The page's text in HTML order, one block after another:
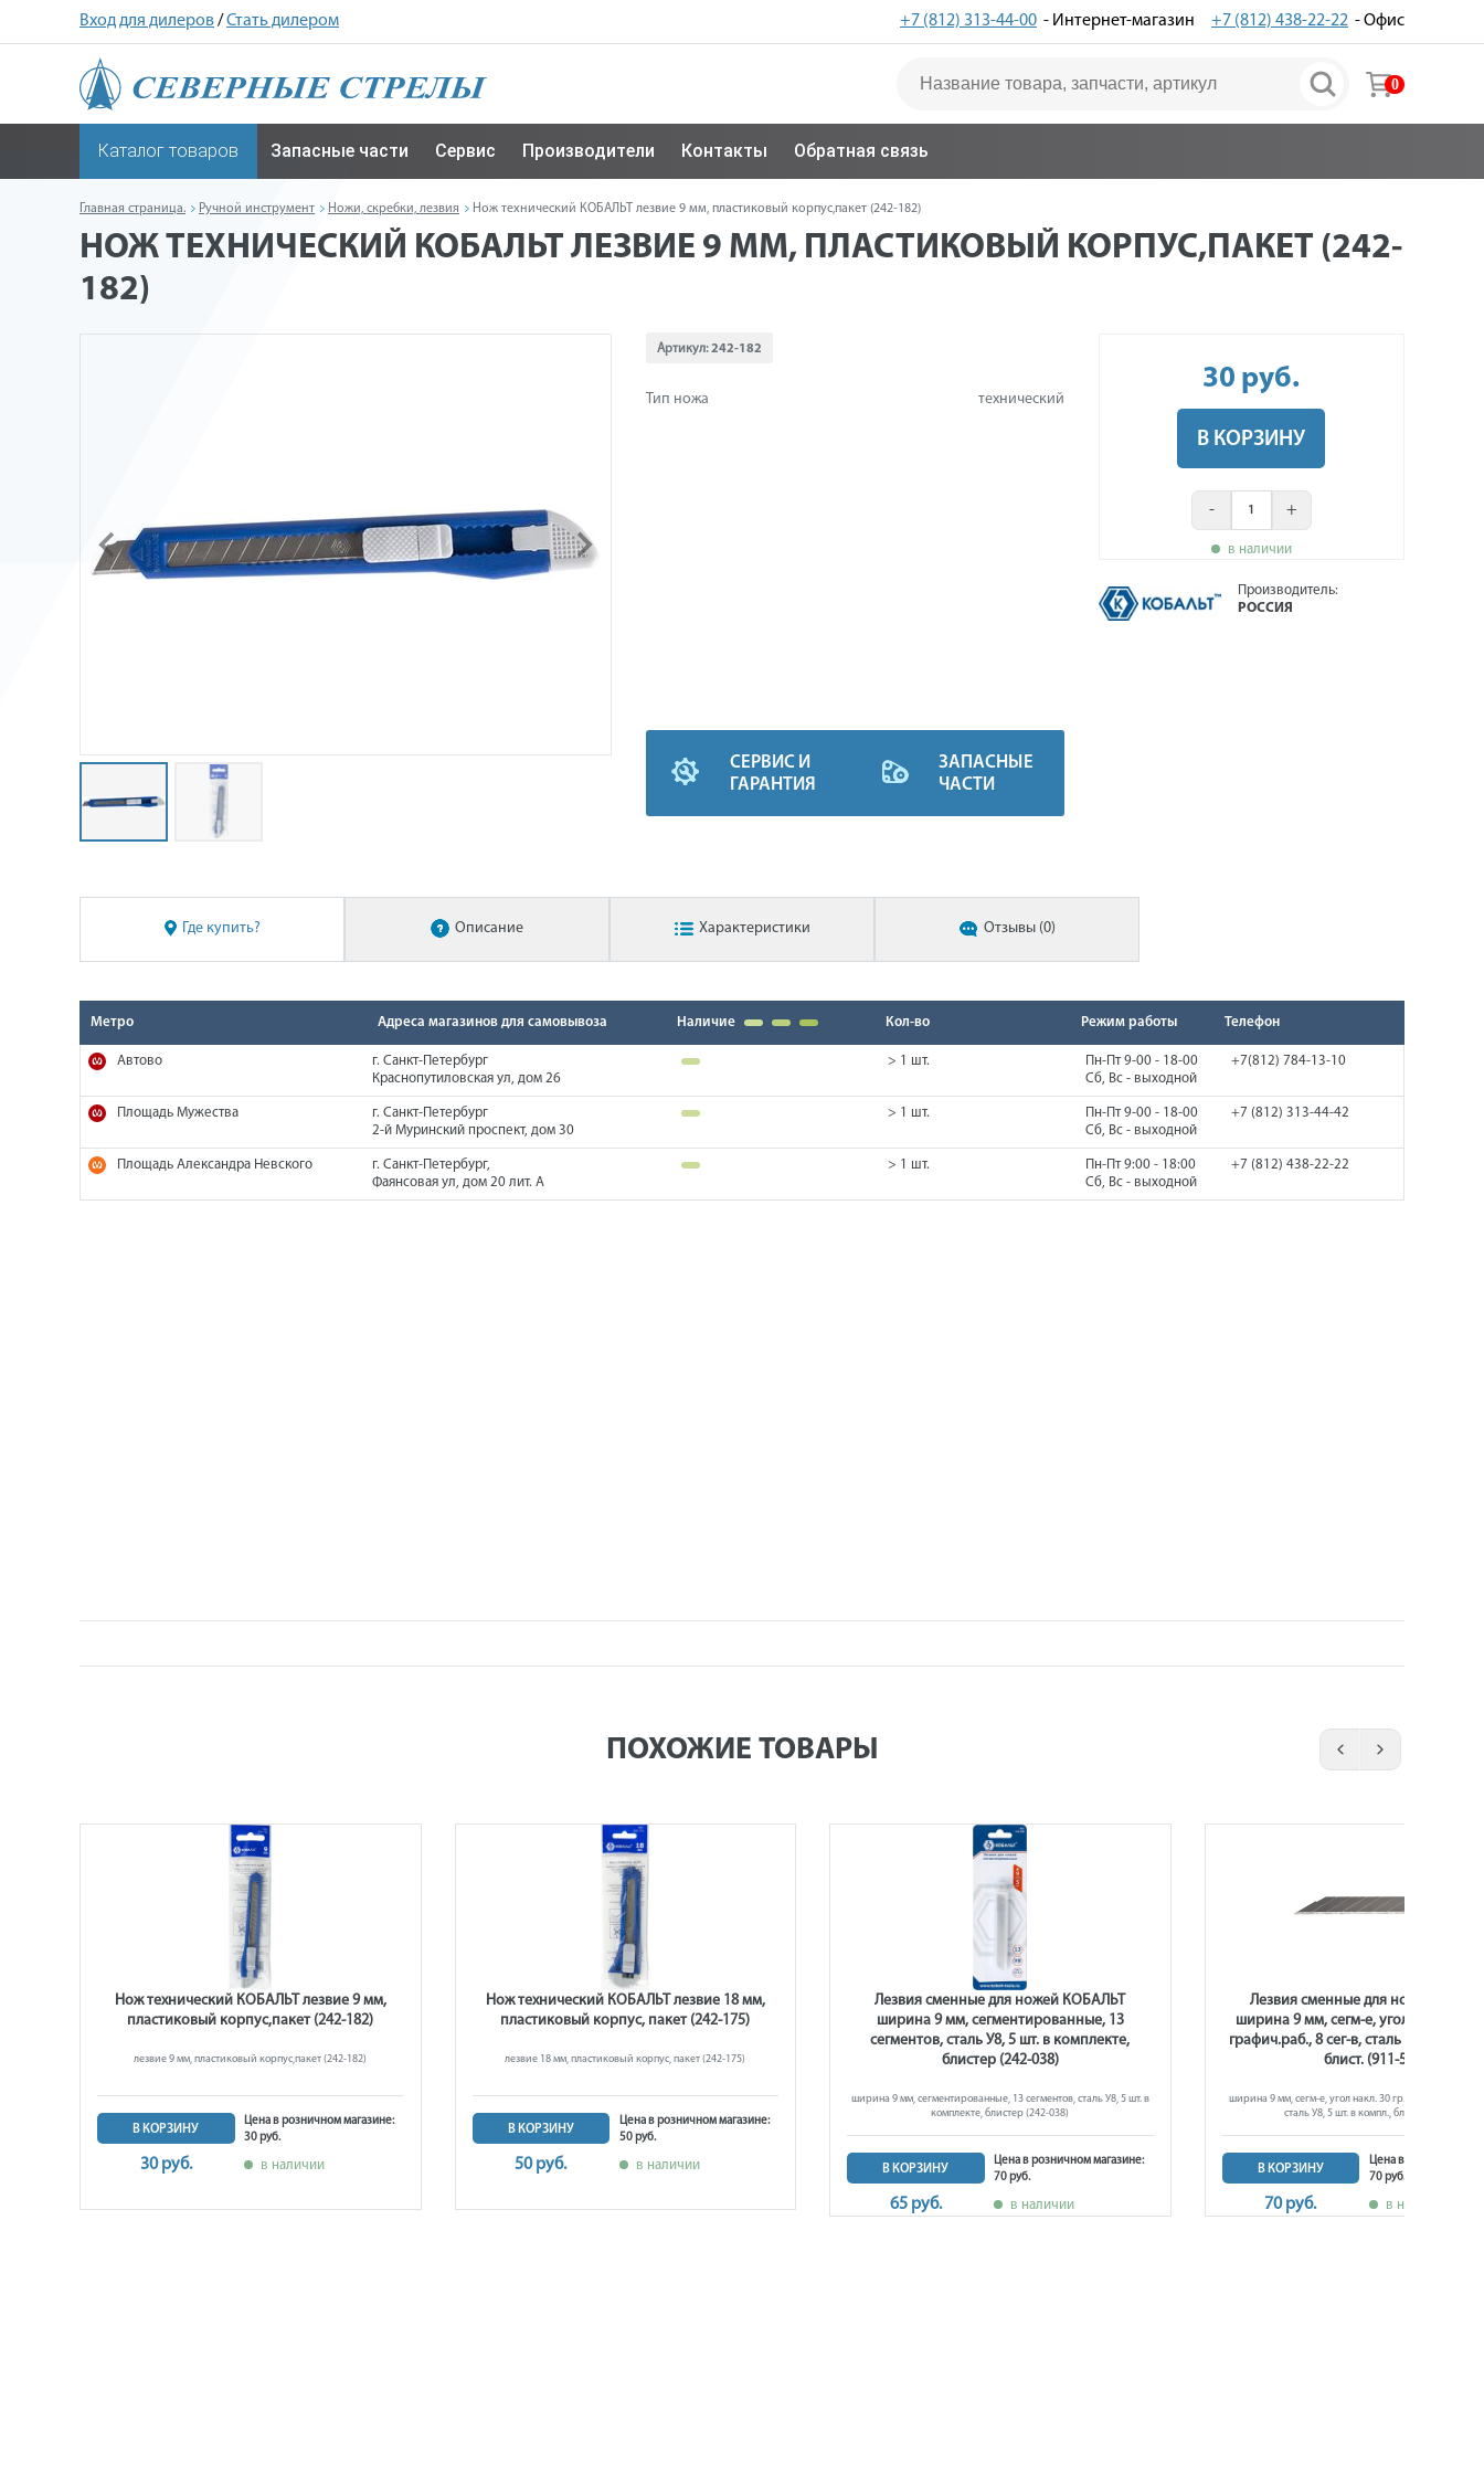
Вход для дилеров/Стать дилером +7 (812) 313-44-00 - Интернет-магазин +7 (812) 438-22-22 - Офис
0
Каталог товаров Запасные части Сервис Производители Контакты Обратная связь
Главная страница. Ручной инструмент Ножи, скребки, лезвия Нож технический КОБАЛЬТ лезвие 9 мм, пластиковый корпус,пакет (242-182)
НОЖ ТЕХНИЧЕСКИЙ КОБАЛЬТ ЛЕЗВИЕ 9 ММ, ПЛАСТИКОВЫЙ КОРПУС,ПАКЕТ (242-
182)
Артикул:242-182
Тип ножа технический
СЕРВИС И
ГАРАНТИЯ
ЗАПАСНЫЕ
ЧАСТИ
30 руб.
В КОРЗИНУ
- +
в наличии
Производитель:
РОССИЯ
Где купить? Описание Характеристики Отзывы (0)
Метро Адреса магазинов для самовывоза Наличие Кол-во Режим работы Телефон
Автово
г. Санкт-Петербург
Краснопутиловская ул, дом 26
> 1 шт.
Пн-Пт 9-00 - 18-00
Сб, Вс - выходной
+7(812) 784-13-10
Площадь Мужества
г. Санкт-Петербург
2-й Муринский проспект, дом 30
> 1 шт.
Пн-Пт 9-00 - 18-00
Сб, Вс - выходной
+7 (812) 313-44-42
Площадь Александра Невского
г. Санкт-Петербург,
Фаянсовая ул, дом 20 лит. А
> 1 шт.
Пн-Пт 9:00 - 18:00
Сб, Вс - выходной
+7 (812) 438-22-22
ПОХОЖИЕ ТОВАРЫ
Нож технический КОБАЛЬТ лезвие 9 мм,
пластиковый корпус,пакет (242-182)
лезвие 9 мм, пластиковый корпус,пакет (242-182)
В КОРЗИНУ
30 руб.
Цена в розничном магазине:
30 руб.
в наличии
Нож технический КОБАЛЬТ лезвие 18 мм,
пластиковый корпус, пакет (242-175)
лезвие 18 мм, пластиковый корпус, пакет (242-175)
В КОРЗИНУ
50 руб.
Цена в розничном магазине:
50 руб.
в наличии
Лезвия сменные для ножей КОБАЛЬТ
ширина 9 мм, сегментированные, 13
сегментов, сталь У8, 5 шт. в комплекте,
блистер (242-038)
ширина 9 мм, сегментированные, 13 сегментов, сталь У8, 5 шт. в
комплекте, блистер (242-038)
В КОРЗИНУ
65 руб.
Цена в розничном магазине:
70 руб.
в наличии
Лезвия сменные для ножей
ширина 9 мм, сегм-е, угол накл. 30
графич.раб., 8 сег-в, сталь У8, 5 шт. в
блист. (911-529)
ширина 9 мм, сегм-е, угол накл. 30 гр. для
сталь У8, 5 шт. в компл., блист. (911-529)
В КОРЗИНУ
70 руб.
Цена в розничном
70 руб.
в наличии